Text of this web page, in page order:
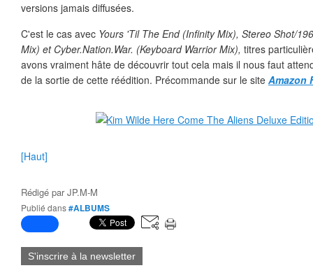
versions jamais diffusées.
C'est le cas avec Yours 'Til The End (Infinity Mix), Stereo Shot/
Mix) et Cyber.Nation.War. (Keyboard Warrior Mix), titres
avons vraiment hâte de découvrir tout cela mais il nous faut
de la sortie de cette réédition. Précommande sur le site Amazon
[Haut]
Rédigé parJP.M-M
Publié dans#ALBUMS
S'inscrire à la newsletter